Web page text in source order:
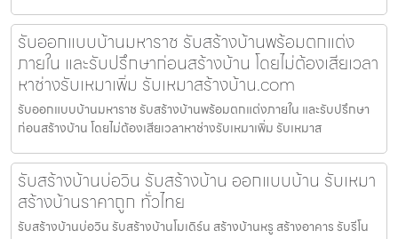
รับออกแบบบ้านมหาราช รับสร้างบ้านพร้อมตกแต่ง
ภายใน และรับปรึกษาก่อนสร้างบ้าน โดยไม่ต้องเสียเวลา
หาช่างรับเหมาเพิ่ม รับเหมาสร้างบ้าน.com
รับออกแบบบ้านมหาราช รับสร้างบ้านพร้อมตกแต่งภายใน และรับปรึกษา
ก่อนสร้างบ้าน โดยไม่ต้องเสียเวลาหาช่างรับเหมาเพิ่ม รับเหมาส
รับสร้างบ้านบ่อวิน รับสร้างบ้าน ออกแบบบ้าน รับเหมา
สร้างบ้านราคาถูก ทั่วไทย
รับสร้างบ้านบ่อวิน รับสร้างบ้านโมเดิร์น สร้างบ้านหรู สร้างอาคาร รับรีโน